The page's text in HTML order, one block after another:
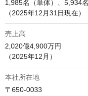
1,985名（単体）、5,934名
（2025年12月31日現在）
売上高
2,020億4,900万円
（2025年12月）
本社所在地
〒650-0033